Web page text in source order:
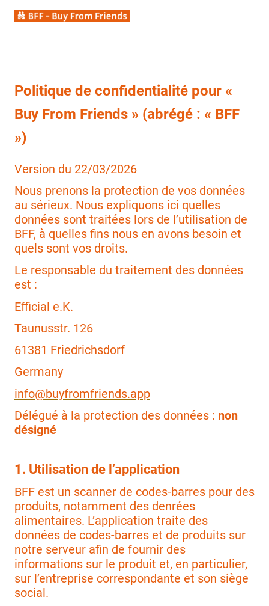
Politique de confidentialité pour «
Buy From Friends » (abrégé : « BFF
»)
Version du 22/03/2026
Nous prenons la protection de vos données
au sérieux. Nous expliquons ici quelles
données sont traitées lors de l’utilisation de
BFF, à quelles fins nous en avons besoin et
quels sont vos droits.
Le responsable du traitement des données
est :
Efficial e.K.
Taunusstr. 126
61381 Friedrichsdorf
Germany
info@buyfromfriends.app
Délégué à la protection des données : non
désigné
1. Utilisation de l’application
BFF est un scanner de codes-barres pour des
produits, notamment des denrées
alimentaires. L’application traite des
données de codes-barres et de produits sur
notre serveur afin de fournir des
informations sur le produit et, en particulier,
sur l’entreprise correspondante et son siège
social.